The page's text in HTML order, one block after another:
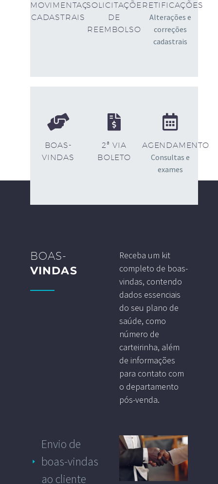
MOVIMENTAÇÕES
CADASTRAIS
SOLICITAÇÕES
DE
REEMBOLSO
RETIFICAÇÕES
Alterações e
correções
cadastrais
BOAS-
VINDAS
2ª VIA
BOLETO
AGENDAMENTO
Consultas e
exames
BOAS-
VINDAS
Receba um kit
completo de boas-
vindas, contendo
dados essenciais
do seu plano de
saúde, como
número de
carteirinha, além
de informações
para contato com
o departamento
pós-venda.
Envio de
boas-vindas
ao cliente